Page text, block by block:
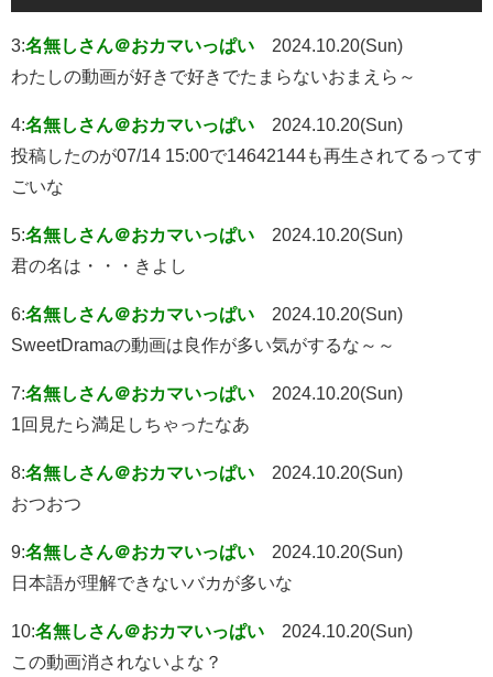
3:名無しさん＠おカマいっぱい
2024.10.20(Sun)
わたしの動画が好きで好きでたまらないおまえら～
4:名無しさん＠おカマいっぱい
2024.10.20(Sun)
投稿したのが07/14 15:00で14642144も再生されてるってす
ごいな
5:名無しさん＠おカマいっぱい
2024.10.20(Sun)
君の名は・・・きよし
6:名無しさん＠おカマいっぱい
2024.10.20(Sun)
SweetDramaの動画は良作が多い気がするな～～
7:名無しさん＠おカマいっぱい
2024.10.20(Sun)
1回見たら満足しちゃったなあ
8:名無しさん＠おカマいっぱい
2024.10.20(Sun)
おつおつ
9:名無しさん＠おカマいっぱい
2024.10.20(Sun)
日本語が理解できないバカが多いな
10:名無しさん＠おカマいっぱい
2024.10.20(Sun)
この動画消されないよな？